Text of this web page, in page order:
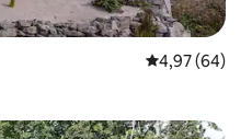
4,97 av 5 i
4,97 (64)